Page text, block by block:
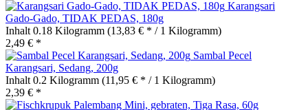
Karangsari
Gado-Gado, TIDAK PEDAS, 180g
Inhalt 0.18 Kilogramm (13,83 € * / 1 Kilogramm)
2,49 € *
Sambal Pecel
Karangsari, Sedang, 200g
Inhalt 0.2 Kilogramm (11,95 € * / 1 Kilogramm)
2,39 € *